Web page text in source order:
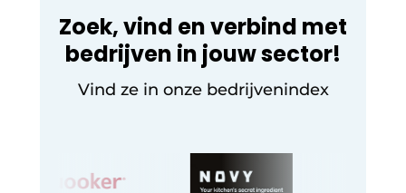
Zoek, vind en verbind met
bedrijven in jouw sector!
Vind ze in onze bedrijvenindex